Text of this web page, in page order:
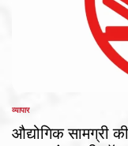
POSTED
IN
व्यापार
औद्योगिक सामग्री